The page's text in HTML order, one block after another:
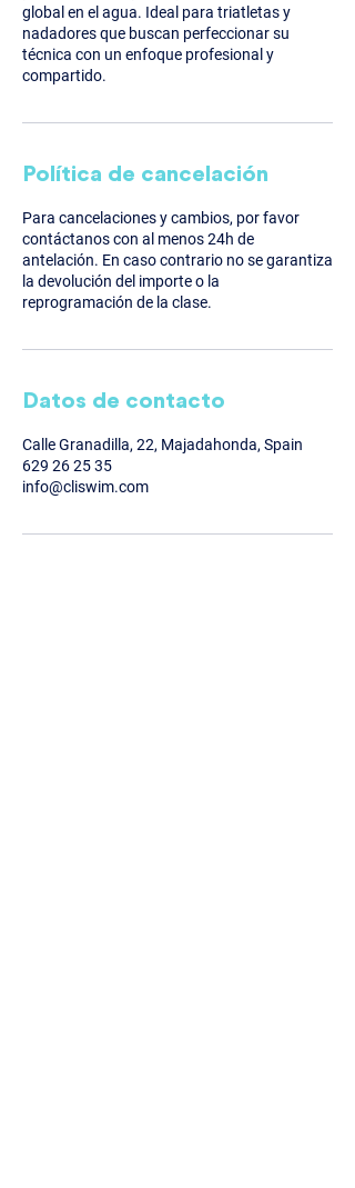
global en el agua. Ideal para triatletas y
nadadores que buscan perfeccionar su
técnica con un enfoque profesional y
compartido.
Política de cancelación
Para cancelaciones y cambios, por favor
contáctanos con al menos 24h de
antelación. En caso contrario no se garantiza
la devolución del importe o la
reprogramación de la clase.
Datos de contacto
Calle Granadilla, 22, Majadahonda, Spain
629 26 25 35
info@cliswim.com